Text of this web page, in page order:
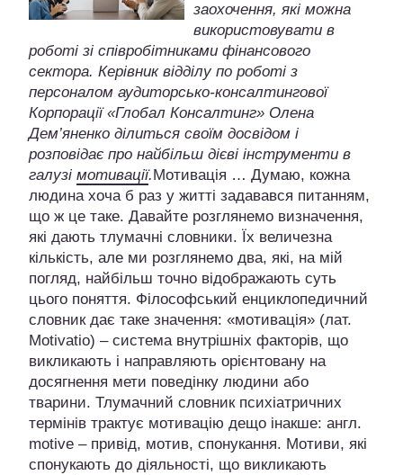
заохочення, які можна
використовувати в
роботі зі співробітниками фінансового
сектора. Керівник відділу по роботі з
персоналом аудиторсько-консалтингової
Корпорації «Глобал Консалтинг» Олена
Дем’яненко ділиться своїм досвідом і
розповідає про найбільш дієві інструменти в
галузі мотивації.Мотивація … Думаю, кожна
людина хоча б раз у житті задавався питанням,
що ж це таке. Давайте розглянемо визначення,
які дають тлумачні словники. Їх величезна
кількість, але ми розглянемо два, які, на мій
погляд, найбільш точно відображають суть
цього поняття. Філософський енциклопедичний
словник дає таке значення: «мотивація» (лат.
Motivatio) – система внутрішніх факторів, що
викликають і направляють орієнтовану на
досягнення мети поведінку людини або
тварини. Тлумачний словник психіатричних
термінів трактує мотивацію дещо інакше: англ.
motive – привід, мотив, спонукання. Мотиви, які
спонукають до діяльності, що викликають